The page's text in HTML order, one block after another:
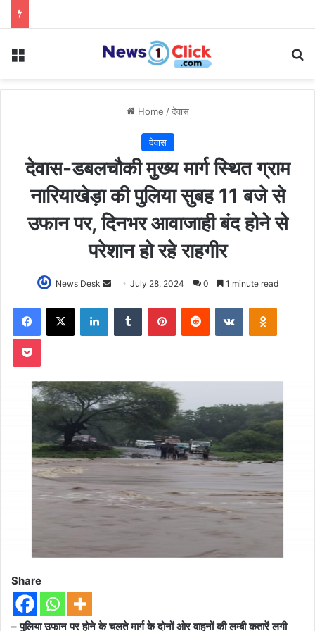
Menu
Home / देवास
देवास
देवास-डबलचौकी मुख्य मार्ग स्थित ग्राम
नारियाखेड़ा की पुलिया सुबह 11 बजे से
उफान पर, दिनभर आवाजाही बंद होने से
परेशान हो रहे राहगीर
News Desk
Send
email
July 28, 2024 0 1 minute read
Facebook
X LinkedInTumblr PinterestReddit VKontakte
Pocket
Share
– पुलिया उफान पर होने के चलते मार्ग के दोनों ओर वाहनों की लम्बी कतारें लगी